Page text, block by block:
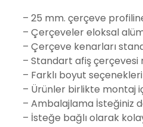
– 25 mm. çerçeve
– Çerçeveler eloksal
– Çerçeve kenarları
– Standart afiş çerçevesi
– Farklı boyut
– Ürünler birlikte montaj
– Ambalajlama İsteğiniz
– İsteğe bağlı olarak